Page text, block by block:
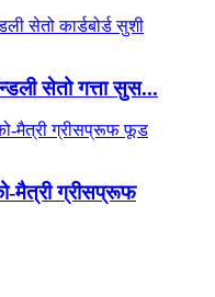
सेतो गत्ता सुस...
मैत्री ग्रीसप्रूफ